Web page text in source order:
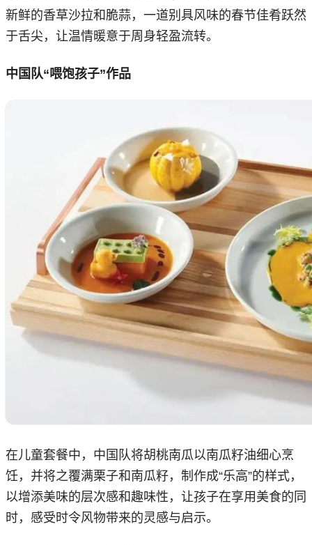
新鲜的香草沙拉和脆蒜，一道别具风味的春节佳肴跃然
于舌尖，让温情暖意于周身轻盈流转。
中国队“喂饱孩子”作品
在儿童套餐中，中国队将胡桃南瓜以南瓜籽油细心烹
饪，并将之覆满栗子和南瓜籽，制作成“乐高”的样式，
以增添美味的层次感和趣味性，让孩子在享用美食的同
时，感受时令风物带来的灵感与启示。